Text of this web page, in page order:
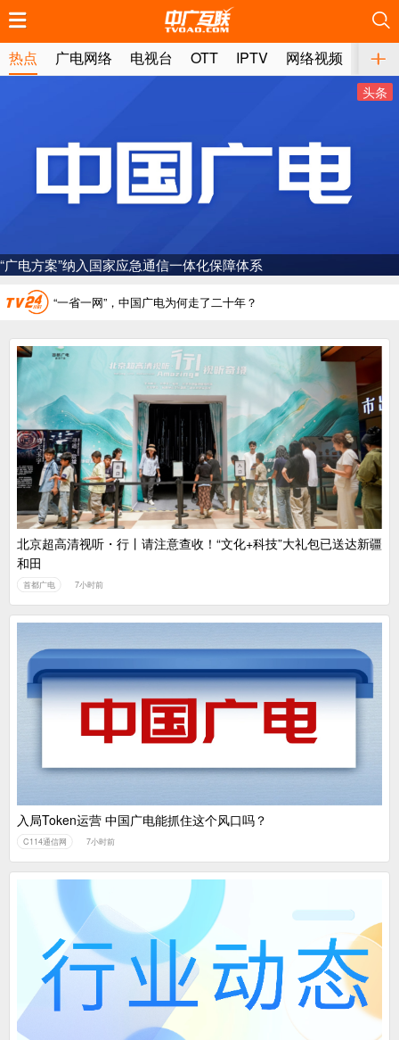
热点 广电网络 电视台 OTT IPTV 网络视频 媒体
头条
“广电方案”纳入国家应急通信一体化保障体系
AI赋能微短剧产业“沪8条”发布
一电视频道开播
“一省一网”，中国广电为何走了二十年？
广电总局对互联网电视自动续费专项治理
中国广电：编制一体化电视技术标准白皮书
推荐
北京超高清视听・行丨请注意查收！“文化+科技”大礼包已送达新疆
和田
首都广电 7小时前
推荐
入局Token运营 中国广电能抓住这个风口吗？
C114通信网 7小时前
推荐
推荐
推荐
推荐
推荐
推荐
推荐
推荐
推荐
推荐
推荐
推荐
推荐
推荐
推荐
推荐
推荐
推荐